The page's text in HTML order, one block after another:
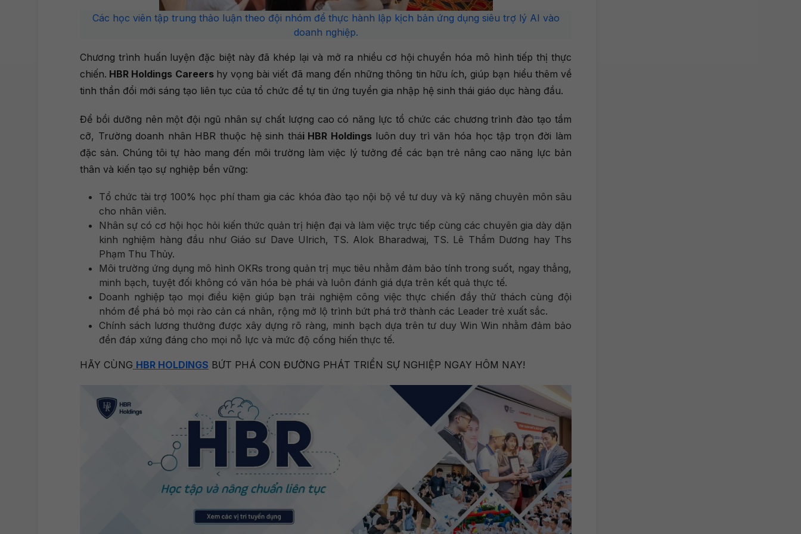
Các học viên tập trung thảo luận theo đội nhóm để thực hành lập kịch bản ứng dụng siêu trợ lý AI vào
doanh nghiệp.
Chương trình huấn luyện đặc biệt này đã khép lại và mở ra nhiều cơ hội chuyển hóa mô hình tiếp thị thực
chiến. HBR Holdings Careers hy vọng bài viết đã mang đến những thông tin hữu ích, giúp bạn hiểu thêm về
tinh thần đổi mới sáng tạo liên tục của tổ chức để tự tin ứng tuyển gia nhập hệ sinh thái giáo dục hàng đầu.
Để bồi dưỡng nên một đội ngũ nhân sự chất lượng cao có năng lực tổ chức các chương trình đào tạo tầm
cỡ, Trường doanh nhân HBR thuộc hệ sinh thái HBR Holdings luôn duy trì văn hóa học tập trọn đời làm
đặc sản. Chúng tôi tự hào mang đến môi trường làm việc lý tưởng để các bạn trẻ nâng cao năng lực bản
thân và kiến tạo sự nghiệp bền vững:
Tổ chức tài trợ 100% học phí tham gia các khóa đào tạo nội bộ về tư duy và kỹ năng chuyên môn sâu
cho nhân viên.
Nhân sự có cơ hội học hỏi kiến thức quản trị hiện đại và làm việc trực tiếp cùng các chuyên gia dày dặn
kinh nghiệm hàng đầu như Giáo sư Dave Ulrich, TS. Alok Bharadwaj, TS. Lê Thẩm Dương hay Ths
Phạm Thu Thủy.
Môi trường ứng dụng mô hình OKRs trong quản trị mục tiêu nhằm đảm bảo tính trong suốt, ngay thẳng,
minh bạch, tuyệt đối không có văn hóa bè phái và luôn đánh giá dựa trên kết quả thực tế.
Doanh nghiệp tạo mọi điều kiện giúp bạn trải nghiệm công việc thực chiến đầy thử thách cùng đội
nhóm để phá bỏ mọi rào cản cá nhân, rộng mở lộ trình bứt phá trở thành các Leader trẻ xuất sắc.
Chính sách lương thưởng được xây dựng rõ ràng, minh bạch dựa trên tư duy Win Win nhằm đảm bảo
đền đáp xứng đáng cho mọi nỗ lực và mức độ cống hiến thực tế.
HÃY CÙNG HBR HOLDINGS BỨT PHÁ CON ĐƯỜNG PHÁT TRIỂN SỰ NGHIỆP NGAY HÔM NAY!